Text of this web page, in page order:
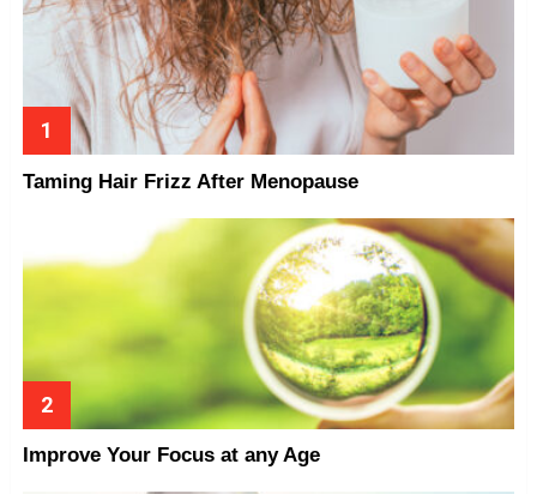
Taming Hair Frizz After Menopause
Improve Your Focus at any Age